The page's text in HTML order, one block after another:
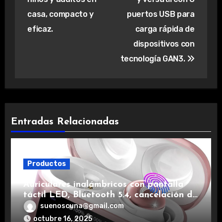
casa, compacto y
eficaz.
puertos USB para
carga rápida de
dispositivos con
tecnología GAN3.
Entradas Relacionadas
Productos
Auriculares inalámbricos con pantalla
táctil LED, Bluetooth 5.4, cancelación de
ruido, impermeables y de larga duración.
suenoscuna@gmail.com
octubre 16, 2025